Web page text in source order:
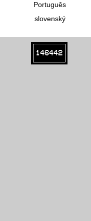
Português
slovenský
146442